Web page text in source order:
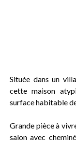
Située dans un
cette maison
surface habitable
Grande pièce à
salon avec